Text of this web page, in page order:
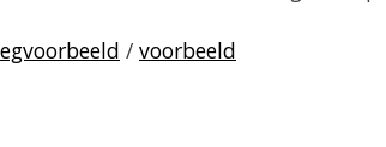
/ voorbeeld